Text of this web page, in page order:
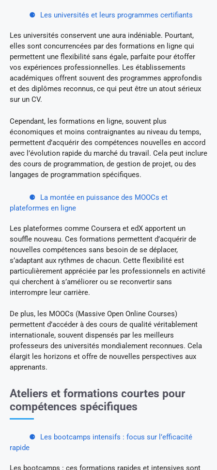
Les universités et leurs programmes certifiants
Les universités conservent une aura indéniable. Pourtant,
elles sont concurrencées par des formations en ligne qui
permettent une flexibilité sans égale, parfaite pour étoffer
vos expériences professionnelles. Les établissements
académiques offrent souvent des programmes approfondis
et des diplômes reconnus, ce qui peut être un atout sérieux
sur un CV.
Cependant, les formations en ligne, souvent plus
économiques et moins contraignantes au niveau du temps,
permettent d’acquérir des compétences nouvelles en accord
avec l’évolution rapide du marché du travail. Cela peut inclure
des cours de programmation, de gestion de projet, ou des
langages de programmation spécifiques.
La montée en puissance des MOOCs et
plateformes en ligne
Les plateformes comme Coursera et edX apportent un
souffle nouveau. Ces formations permettent d’acquérir de
nouvelles compétences sans besoin de se déplacer,
s’adaptant aux rythmes de chacun. Cette flexibilité est
particulièrement appréciée par les professionnels en activité
qui cherchent à s’améliorer ou se reconvertir sans
interrompre leur carrière.
De plus, les MOOCs (Massive Open Online Courses)
permettent d’accéder à des cours de qualité véritablement
internationale, souvent dispensés par les meilleurs
professeurs des universités mondialement reconnues. Cela
élargit les horizons et offre de nouvelles perspectives aux
apprenants.
Ateliers et formations courtes pour
compétences spécifiques
Les bootcamps intensifs : focus sur l’efficacité
rapide
Les bootcamps : ces formations rapides et intensives sont